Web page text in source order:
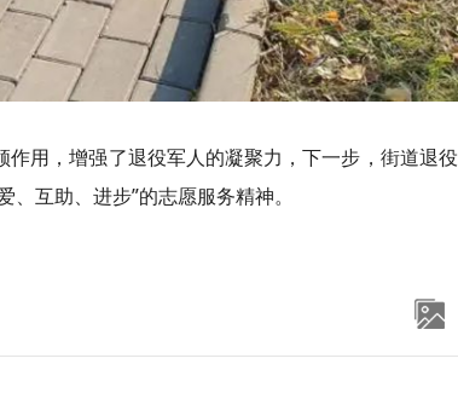
用，增强了退役军人的凝聚力，下一步，街道退
互助、进步”的志愿服务精神。